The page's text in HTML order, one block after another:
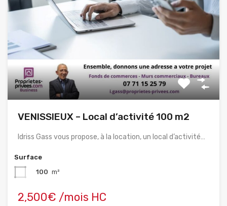
VENISSIEUX – Local d’activité 100 m2
Idriss Gass vous propose, à la location, un local d’activité…
Surface
100 m²
2,500€ /mois HC